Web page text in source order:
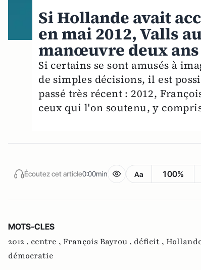
Si Hollande avait
en mai 2012, Valls
manœuvre deux ans
Si certains se sont amusés à
de simples décisions, il est
passé très récent : 2012,
ceux qui l'on soutenu, y
Écoutez cet article0:00min Aa 100%
MOTS-CLES
2012 , centre , François Bayrou , déficit ,
démocratie